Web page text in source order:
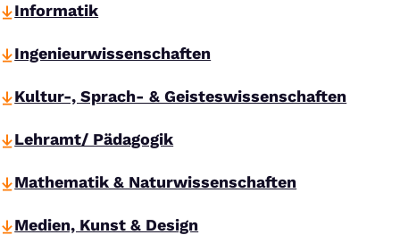
Informatik
Ingenieurwissenschaften
Kultur-, Sprach- & Geisteswissenschaften
Lehramt/ Pädagogik
Mathematik & Naturwissenschaften
Medien, Kunst & Design